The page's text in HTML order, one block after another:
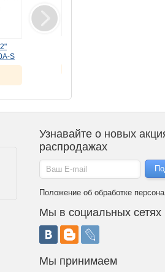
S
5)
Узнавайте о новых
распродажах
Положение об обработке
Мы в социальных сетях
Мы принимаем